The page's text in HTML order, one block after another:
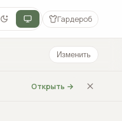
Гардероб
Изменить
Открыть →